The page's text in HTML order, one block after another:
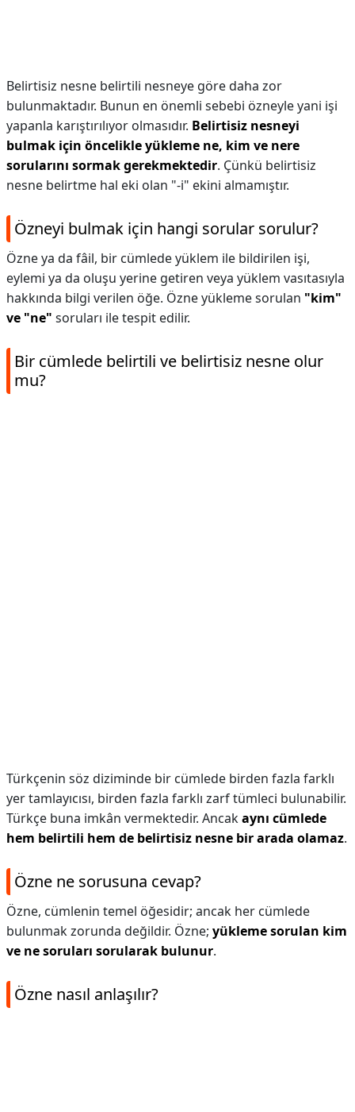
Belirtisiz nesne belirtili nesneye göre daha zor
bulunmaktadır. Bunun en önemli sebebi özneyle yani işi
yapanla karıştırılıyor olmasıdır. Belirtisiz nesneyi
bulmak için öncelikle yükleme ne, kim ve nere
sorularını sormak gerekmektedir. Çünkü belirtisiz
nesne belirtme hal eki olan "-i" ekini almamıştır.
Özneyi bulmak için hangi sorular sorulur?
Özne ya da fâil, bir cümlede yüklem ile bildirilen işi,
eylemi ya da oluşu yerine getiren veya yüklem vasıtasıyla
hakkında bilgi verilen öğe. Özne yükleme sorulan "kim"
ve "ne" soruları ile tespit edilir.
Bir cümlede belirtili ve belirtisiz nesne olur
mu?
Türkçenin söz diziminde bir cümlede birden fazla farklı
yer tamlayıcısı, birden fazla farklı zarf tümleci bulunabilir.
Türkçe buna imkân vermektedir. Ancakaynı cümlede
hem belirtili hem de belirtisiz nesne bir arada olamaz.
Özne ne sorusuna cevap?
Özne, cümlenin temel öğesidir; ancak her cümlede
bulunmak zorunda değildir. Özne; yükleme sorulan kim
ve ne soruları sorularak bulunur.
Özne nasıl anlaşılır?